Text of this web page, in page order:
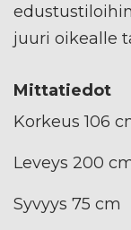
juuri oikealle
Mittatiedot
Korkeus 106
Leveys 200
Syvyys 75 cm